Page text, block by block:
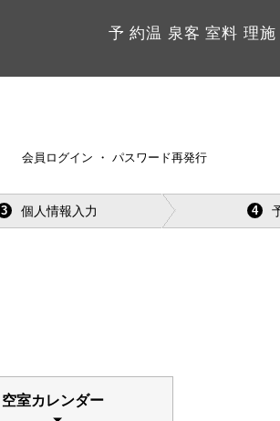
予 約温 泉客 室料 理施
会員ログイン ・ パスワード再発行
3 個人情報入力 4
空室カレンダー